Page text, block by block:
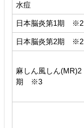
水痘
日本脳炎第1期 ※2
日本脳炎第2期 ※2
麻しん風しん(MR)2
期 ※3